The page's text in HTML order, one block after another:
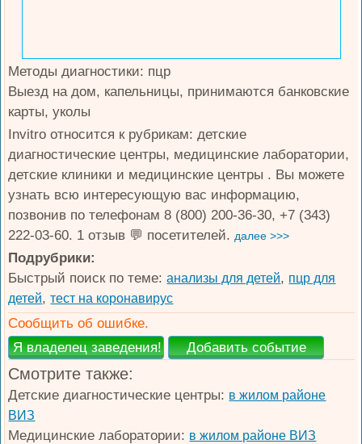
Методы диагностики: пцр
Выезд на дом, капельницы, принимаются банковские
карты, уколы
Invitro относится к рубрикам: детские
диагностические центры, медицинские лаборатории,
детские клиники и медицинские центры . Вы можете
узнать всю интересующую вас информацию,
позвонив по телефонам 8 (800) 200-36-30, +7 (343)
222-03-60. 1 отзыв 💬 посетителей. далее >>>
Подрубрики:
Быстрый поиск по теме:анализы для детей, пцр для
детей,тест на коронавирус
Сообщить об ошибке.
Смотрите также:
Детские диагностические центры: в жилом районе
ВИЗ
Медицинские лаборатории: в жилом районе ВИЗ